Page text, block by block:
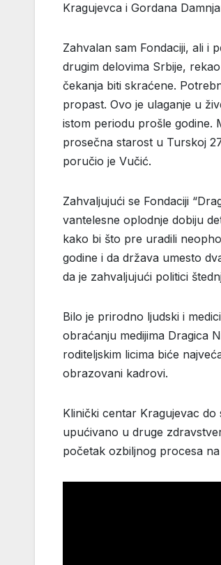
Kragujevca i Gordana
Zahvalan sam Fondaciji, ali i
drugim delovima Srbije,
čekanja biti skraćene.
propast. Ovo je ulaganje u
istom periodu prošle godine.
prosečna starost u Turskoj
poručio je Vučić.
Zahvaljujući se Fondaciji
vantelesne oplodnje dobiju
kako bi što pre uradili
godine i da država umesto
da je zahvaljujući politici
Bilo je prirodno ljudski i
obraćanju medijima Dragica
roditeljskim licima biće
obrazovani kadrovi.
Klinički centar Kragujevac
upućivano u druge
početak ozbiljnog procesa